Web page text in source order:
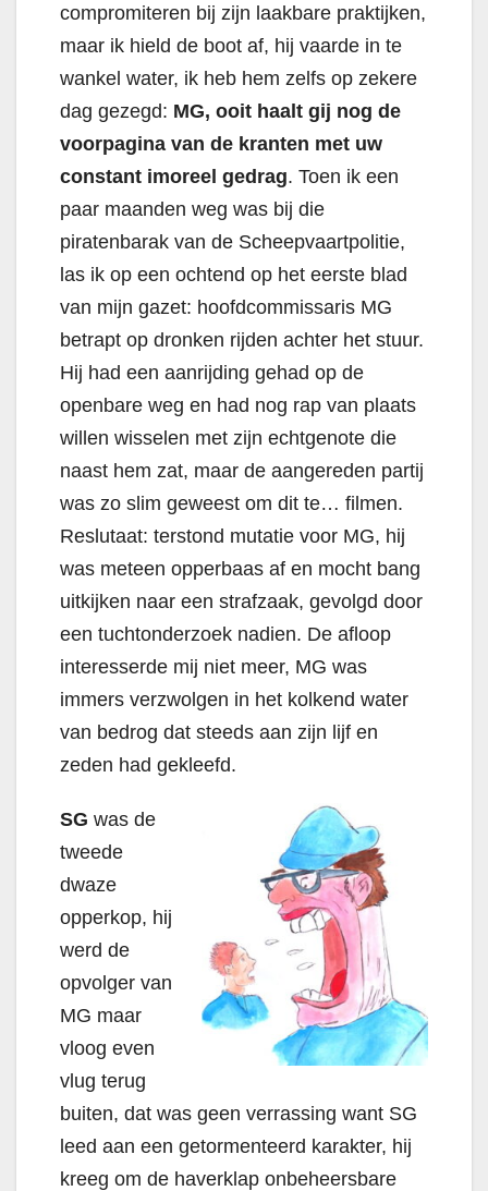
compromiteren bij zijn laakbare praktijken,
maar ik hield de boot af, hij vaarde in te
wankel water, ik heb hem zelfs op zekere
dag gezegd: MG, ooit haalt gij nog de
voorpagina van de kranten met uw
constant imoreel gedrag. Toen ik een
paar maanden weg was bij die
piratenbarak van de Scheepvaartpolitie,
las ik op een ochtend op het eerste blad
van mijn gazet: hoofdcommissaris MG
betrapt op dronken rijden achter het stuur.
Hij had een aanrijding gehad op de
openbare weg en had nog rap van plaats
willen wisselen met zijn echtgenote die
naast hem zat, maar de aangereden partij
was zo slim geweest om dit te… filmen.
Reslutaat: terstond mutatie voor MG, hij
was meteen opperbaas af en mocht bang
uitkijken naar een strafzaak, gevolgd door
een tuchtonderzoek nadien. De afloop
interesserde mij niet meer, MG was
immers verzwolgen in het kolkend water
van bedrog dat steeds aan zijn lijf en
zeden had gekleefd.
SG was de
tweede
dwaze
opperkop, hij
werd de
opvolger van
MG maar
vloog even
vlug terug
buiten, dat was geen verrassing want SG
leed aan een getormenteerd karakter, hij
kreeg om de haverklap onbeheersbare